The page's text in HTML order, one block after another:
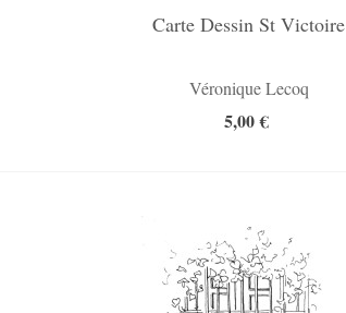
Carte Dessin St Victoire
Véronique Lecoq
5,00 €